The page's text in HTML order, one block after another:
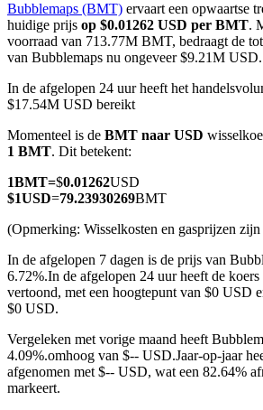
COIN-M-futures
Cryptocurrency-futures
TradFi
Derivaten voor aandelen, forex,
Futures met USDC als onderpand
Bubblemaps (BMT) ervaart een opwaartse
huidige prijs op $0.01262 USD per BMT.
voorraad van 713.77M BMT, bedraagt de
van Bubblemaps nu ongeveer $9.21M USD.
In de afgelopen 24 uur heeft het
$17.54M USD bereikt
Momenteel is de BMT naar USD
1 BMT. Dit betekent:
1BMT=$0.01262USD
$1USD=79.23930269BMT
(Opmerking: Wisselkosten en gasprijzen
In de afgelopen 7 dagen is de prijs van
6.72%.In de afgelopen 24 uur heeft de
vertoond, met een hoogtepunt van $0 USD
$0 USD.
Vergeleken met vorige maand heeft
4.09%.omhoog van $-- USD.Jaar-op-jaar
afgenomen met $-- USD, wat een 82.64%
markeert.